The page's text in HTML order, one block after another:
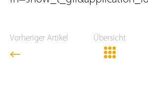
Vorheriger Artikel Übersicht